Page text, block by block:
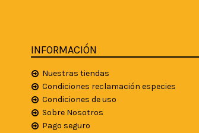
INFORMACIÓN
Nuestras tiendas
Condiciones reclamación especies
Condiciones de uso
Sobre Nosotros
Pago seguro